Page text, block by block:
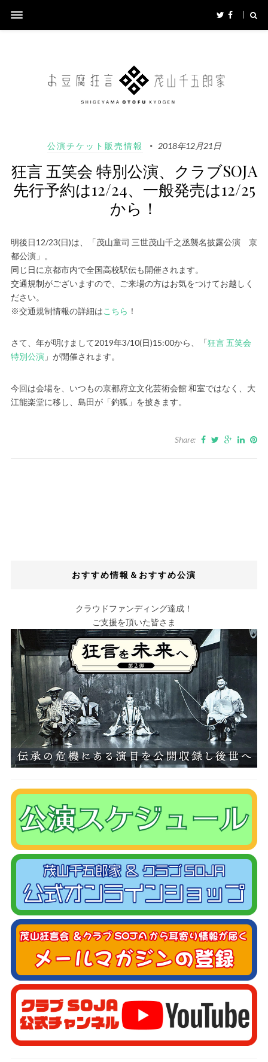
公演チケット販売情報 2018年12月21日
狂言 五笑会 特別公演、クラブSOJA
先行予約は12/24、一般発売は12/25
から！
明後日12/23(日)は、「茂山童司 三世茂山千之丞襲名披露公演 京
都公演」。
同じ日に京都市内で全国高校駅伝も開催されます。
交通規制がございますので、ご来場の方はお気をつけてお越しく
ださい。
※交通規制情報の詳細はこちら ！
さて、年が明けまして2019年3/10(日)15:00から、「狂言 五笑会
特別公演」が開催されます。
今回は会場を、いつもの京都府立文化芸術会館 和室ではなく、大
江能楽堂に移し、島田が「釣狐」を披きます。
Share:
おすすめ情報＆おすすめ公演
クラウドファンディング達成！
ご支援を頂いた皆さま